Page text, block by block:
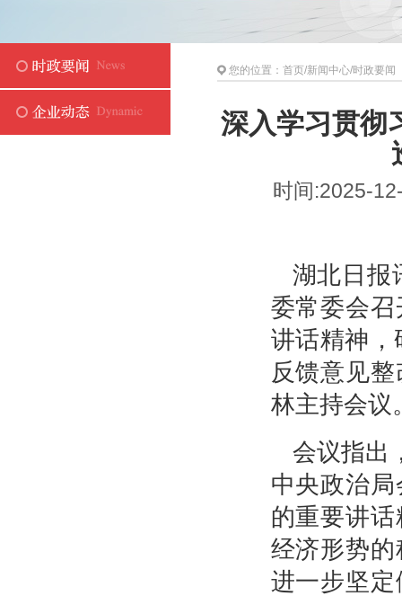
您的位置： 首页/新闻中心/时政要闻
深入学习贯彻
时间:2025-
湖北日报
委常委会
讲话精神
反馈意见
林主持会议
会议指出
中央政治
的重要讲
经济形势
进一步坚